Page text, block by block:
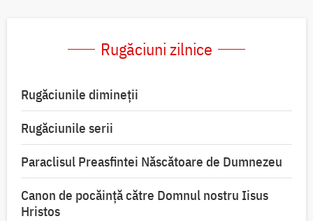
Rugăciuni zilnice
Rugăciunile dimineții
Rugăciunile serii
Paraclisul Preasfintei Născătoare de Dumnezeu
Canon de pocăință către Domnul nostru Iisus
Hristos